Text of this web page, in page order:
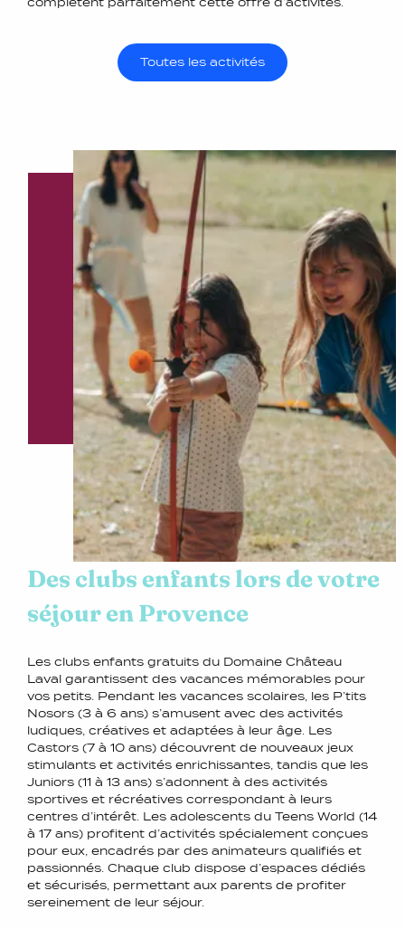
Toutes les activités
Des clubs enfants lors de votre
séjour en Provence
Les clubs enfants gratuits du Domaine Château
Laval garantissent des vacances mémorables pour
vos petits. Pendant les vacances scolaires, les P’tits
Nosors (3 à 6 ans) s’amusent avec des activités
ludiques, créatives et adaptées à leur âge. Les
Castors (7 à 10 ans) découvrent de nouveaux jeux
stimulants et activités enrichissantes, tandis que les
Juniors (11 à 13 ans) s’adonnent à des activités
sportives et récréatives correspondant à leurs
centres d’intérêt. Les adolescents du Teens World (14
à 17 ans) profitent d’activités spécialement conçues
pour eux, encadrés par des animateurs qualifiés et
passionnés. Chaque club dispose d’espaces dédiés
et sécurisés, permettant aux parents de profiter
sereinement de leur séjour.